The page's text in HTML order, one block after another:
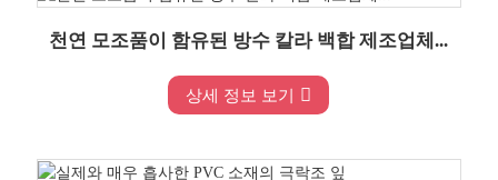
천연 모조품이 함유된 방수 칼라 백합 제조업체...
상세 정보 보기